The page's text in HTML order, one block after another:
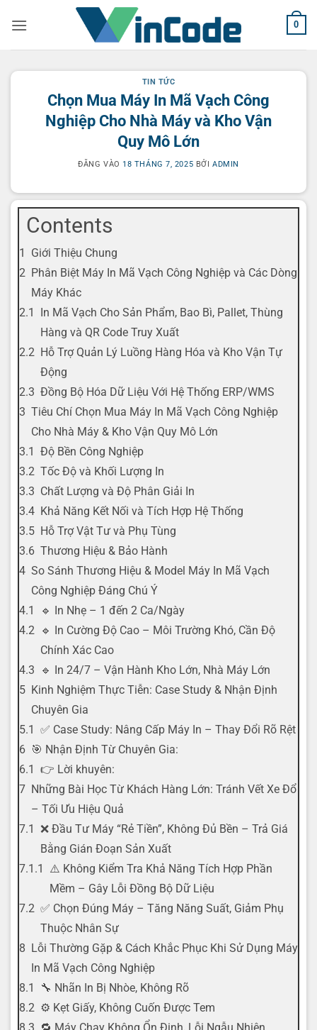
qua
0
TIN TỨC
Chọn Mua Máy In Mã Vạch Công
Nghiệp Cho Nhà Máy và Kho Vận
Quy Mô Lớn
ĐĂNG VÀO 18 THÁNG 7, 2025 BỞI ADMIN
Contents
Giới Thiệu Chung
Phân Biệt Máy In Mã Vạch Công Nghiệp và Các Dòng
Máy Khác
In Mã Vạch Cho Sản Phẩm, Bao Bì, Pallet, Thùng
Hàng và QR Code Truy Xuất
Hỗ Trợ Quản Lý Luồng Hàng Hóa và Kho Vận Tự
Động
Đồng Bộ Hóa Dữ Liệu Với Hệ Thống ERP/WMS
Tiêu Chí Chọn Mua Máy In Mã Vạch Công Nghiệp
Cho Nhà Máy & Kho Vận Quy Mô Lớn
Độ Bền Công Nghiệp
Tốc Độ và Khối Lượng In
Chất Lượng và Độ Phân Giải In
Khả Năng Kết Nối và Tích Hợp Hệ Thống
Hỗ Trợ Vật Tư và Phụ Tùng
Thương Hiệu & Bảo Hành
So Sánh Thương Hiệu & Model Máy In Mã Vạch
Công Nghiệp Đáng Chú Ý
🔹 In Nhẹ – 1 đến 2 Ca/Ngày
🔹 In Cường Độ Cao – Môi Trường Khó, Cần Độ
Chính Xác Cao
🔹 In 24/7 – Vận Hành Kho Lớn, Nhà Máy Lớn
Kinh Nghiệm Thực Tiễn: Case Study & Nhận Định
Chuyên Gia
✅ Case Study: Nâng Cấp Máy In – Thay Đổi Rõ Rệt
🎯 Nhận Định Từ Chuyên Gia:
👉 Lời khuyên:
Những Bài Học Từ Khách Hàng Lớn: Tránh Vết Xe Đổ
– Tối Ưu Hiệu Quả
❌ Đầu Tư Máy “Rẻ Tiền”, Không Đủ Bền – Trả Giá
Bằng Gián Đoạn Sản Xuất
⚠️ Không Kiểm Tra Khả Năng Tích Hợp Phần
Mềm – Gây Lỗi Đồng Bộ Dữ Liệu
✅ Chọn Đúng Máy – Tăng Năng Suất, Giảm Phụ
Thuộc Nhân Sự
Lỗi Thường Gặp & Cách Khắc Phục Khi Sử Dụng Máy
In Mã Vạch Công Nghiệp
🔧 Nhãn In Bị Nhòe, Không Rõ
⚙️ Kẹt Giấy, Không Cuốn Được Tem